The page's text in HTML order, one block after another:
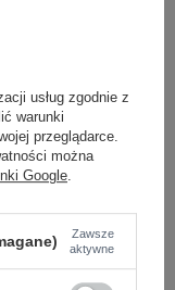
XML/CSV.
Twojego
zero
usług zgodnie z
warunki
przeglądarce.
można
Google.
Zawsze
aktywne